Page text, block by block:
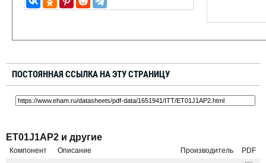
ПОСТОЯННАЯ ССЫЛКА НА ЭТУ СТРАНИЦУ
ET01J1AP2 и другие
Компонент Описание Производитель PDF